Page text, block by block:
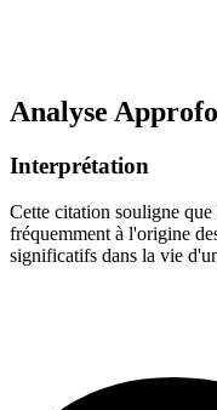
Analyse
Interprétation
Cette citation souligne
fréquemment à l'origine
significatifs dans la vie